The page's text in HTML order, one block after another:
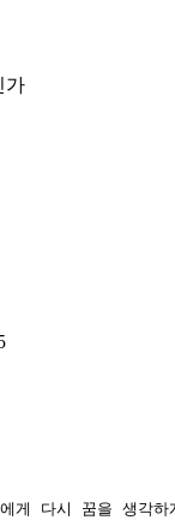
가
게 다시 꿈을 생각